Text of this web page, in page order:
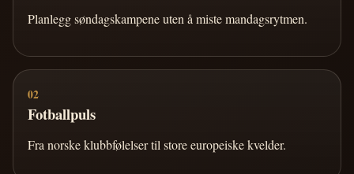
Planlegg søndagskampene uten å miste mandagsrytmen.
02
Fotballpuls
Fra norske klubbfølelser til store europeiske kvelder.